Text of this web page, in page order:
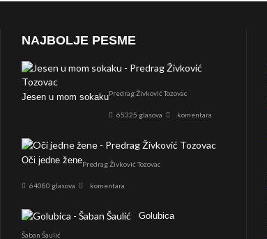
NAJBOLJE PESME
Jesen u mom sokakuPredrag Živković Tozovac
65325 glasova komentara
Oči jedne ženePredrag Živković Tozovac
64080 glasova komentara
Golubica
Šaban Šaulić